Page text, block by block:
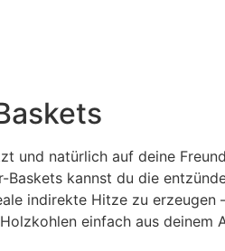
und natürlich auf deine
kannst du die
indirekte Hitze zu erzeugen
einfach aus deinem